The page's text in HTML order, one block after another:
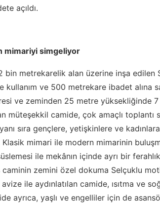
açıldı.
mimariyi simgeliyor
bin metrekarelik alan üzerine inşa
kullanım ve 500 metrekare ibadet alına
ve zeminden 25 metre yüksekliğinde
müteşekkil camide, çok amaçlı toplantı
sıra gençlere, yetişkinlere ve
mimari ile modern mimarinin
ile mekânın içinde ayrı bir ferahlık
zemini özel dokuma Selçuklu
ile aydınlatılan camide, ısıtma ve
ayrıca, yaşlı ve engelliler için de